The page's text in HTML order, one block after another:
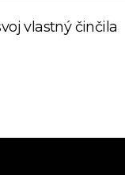
vlastný činčila